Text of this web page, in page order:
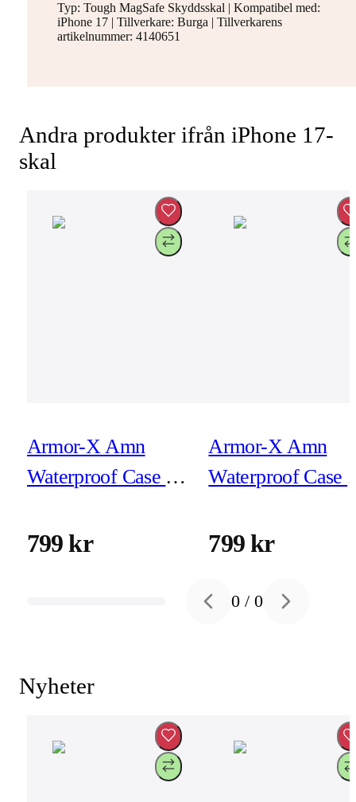
Typ: Tough MagSafe Skyddsskal | Kompatibel med:
iPhone 17 | Tillverkare: Burga | Tillverkarens
artikelnummer: 4140651
Andra produkter ifrån iPhone 17-
skal
Armor-X Amn
Waterproof Case &
iPhone 17
799 kr
Armor-X Amn
Waterproof Case
iPhone 17 Pro
799 kr
Previous slide
0 /0 Next slide
Nyheter